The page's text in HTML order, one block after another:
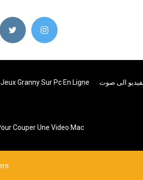
Jeux Granny Sur Pc En Ligne
Couper Une Video Mac